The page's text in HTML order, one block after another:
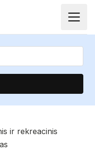
ir rekreacinis